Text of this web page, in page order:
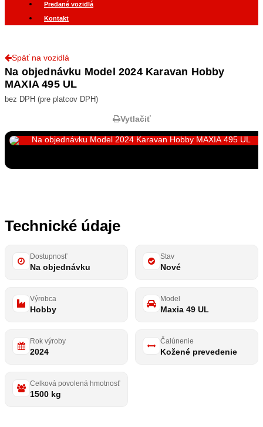
Predané vozidlá
Kontakt
Späť na vozidlá
Na objednávku Model 2024 Karavan Hobby
MAXIA 495 UL
bez DPH (pre platcov DPH)
Vytlačiť
Technické údaje
Dostupnosť
Na objednávku
Stav
Nové
Výrobca
Hobby
Model
Maxia 49 UL
Rok výroby
2024
Čalúnenie
Kožené prevedenie
Celková povolená hmotnosť
1500 kg